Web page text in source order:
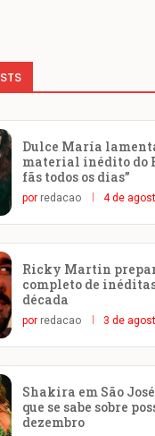
Dulce María
material inédito do
fãs todos os dias”
por redacao 4 de
Ricky Martin
completo de
década
por redacao 3 de
Shakira em São
que se sabe sobre
dezembro